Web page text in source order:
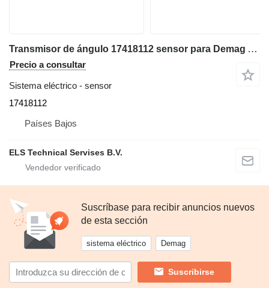
Transmisor de ángulo 17418112 sensor para Demag AC80, AC110, AC140, AC160, AC200, AC300 grúa móvil
Precio a consultar
Sistema eléctrico - sensor
17418112
Países Bajos
ELS Technical Servises B.V.
Suscríbase para recibir anuncios nuevos
de esta sección
sistema eléctrico Demag
Suscribirse